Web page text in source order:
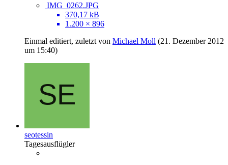
IMG_0262.JPG
370,17 kB
1.200 × 896
Einmal editiert, zuletzt von Michael Moll (21. Dezember 2012
um 15:40)
seotessin
Tagesausflügler